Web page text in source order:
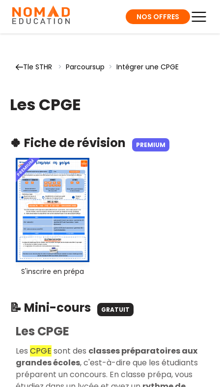
NOS OFFRES
Tle STHR > Parcoursup > Intégrer une CPGE
Les CPGE
🍀 Fiche de révision PREMIUM
PREMIUM
S'inscrire en prépa
📝 Mini-cours GRATUIT
Les CPGE
Les CPGE sont des classes préparatoires aux
grandes écoles, c'est-à-dire que les étudiants
préparent un concours. En classe prépa, vous